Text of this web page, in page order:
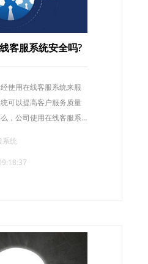
客服系统安全吗?
用在线客服系统来服
可以提高客户服务质量
，公司使用在线客服系
系统